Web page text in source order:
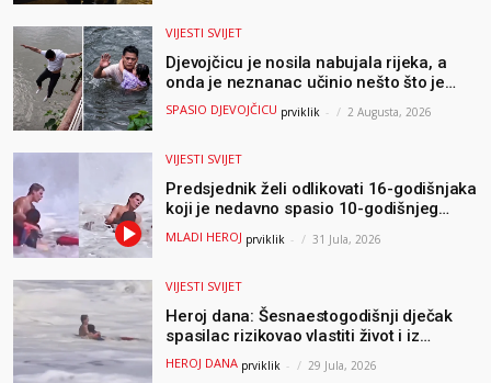
VIJESTI SVIJET
Djevojčicu je nosila nabujala rijeka, a
onda je neznanac učinio nešto što je
mnoge ostavilo bez riječi
SPASIO DJEVOJČICU prviklik - 2 Augusta, 2026
VIJESTI SVIJET
Predsjednik želi odlikovati 16-godišnjaka
koji je nedavno spasio 10-godišnjeg
dječaka iz smrtonosnih valova
MLADI HEROJ prviklik - 31 Jula, 2026
VIJESTI SVIJET
Heroj dana: Šesnaestogodišnji dječak
spasilac rizikovao vlastiti život i iz
ogromnih valova spasio 10-godišnjeg
dječaka
HEROJ DANA prviklik - 29 Jula, 2026